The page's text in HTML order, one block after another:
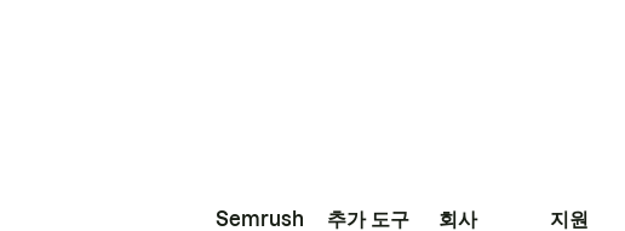
Semrush 추가 도구 회사 지원